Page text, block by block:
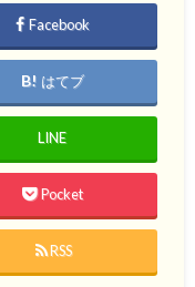
Facebook
はてブ
LINE
Pocket
RSS